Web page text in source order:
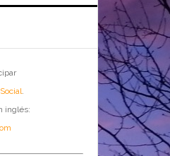
.
inglés: